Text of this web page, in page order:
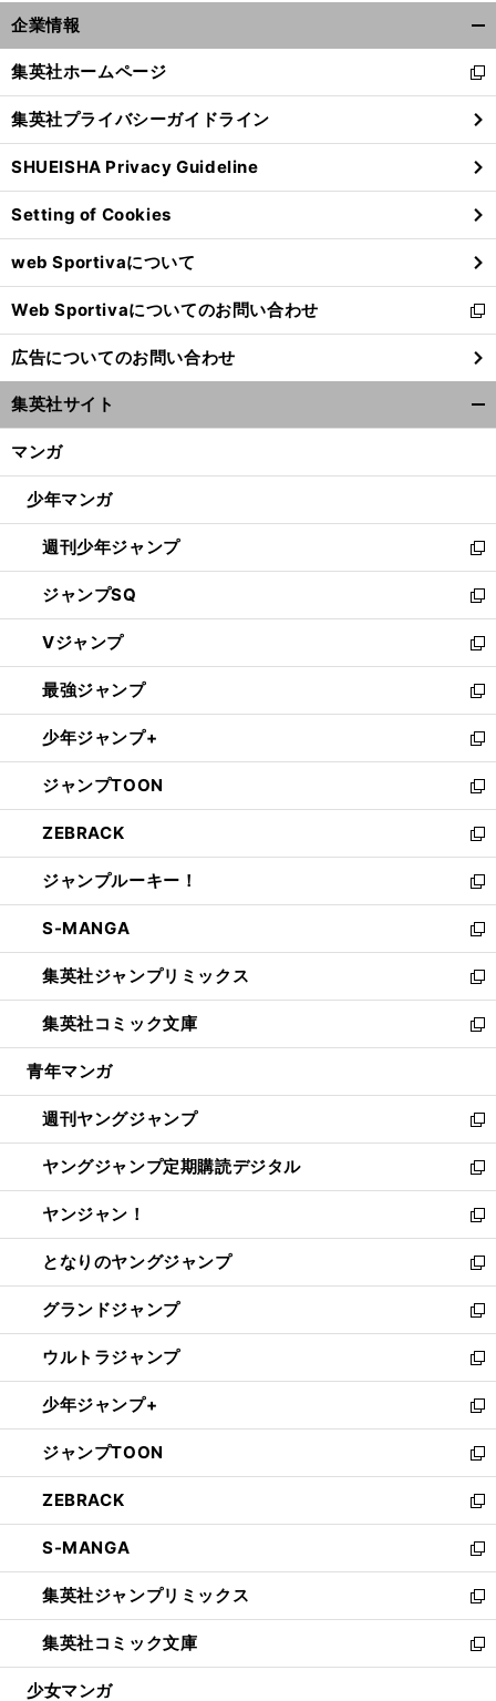
前
企業情報
閉
る
集英社ホームページ
新
し
い
ウ
ィ
ン
ド
ウ
で
開
く
集英社プライバシーガイドライン
SHUEISHA Privacy Guideline
Setting of Cookies
web Sportivaについて
Web Sportivaについてのお問い合わせ
新
し
い
ウ
ィ
ン
ウ
開
く
広告についてのお問い合わせ
集英社サイト
マンガ
少年マンガ
週刊少年ジャンプ
新
し
い
ウ
ィ
ン
ド
ウ
で
開
く
ジャンプSQ
新
し
い
ウ
ィ
ン
ド
ウ
で
開
く
Vジャンプ
新
し
い
ウ
ィ
ン
ド
ウ
で
開
く
最強ジャンプ
新
し
い
ウ
ィ
ン
ド
ウ
で
開
く
少年ジャンプ+
新
し
い
ウ
ィ
ン
ド
ウ
で
開
く
ジャンプTOON
新
し
い
ウ
ィ
ン
ド
ウ
で
開
く
ZEBRACK
新
し
い
ウ
ィ
ン
ド
ウ
で
開
ジャンプルーキー！
新
し
い
ウ
ィ
ン
ド
ウ
開
く
S-MANGA
新
し
い
ウ
ィ
ン
ウ
で
開
く
集英社ジャンプリミックス
新
し
い
ウ
ン
ド
ウ
で
開
く
集英社コミック文庫
新
し
ウ
ィ
ン
ド
ウ
で
開
く
青年マンガ
週刊ヤングジャンプ
新
し
い
ウ
ィ
ン
ド
ウ
で
開
く
ヤングジャンプ定期購読デジタル
新
し
い
ウ
ィ
ン
ド
ウ
で
開
く
ヤンジャン！
新
し
い
ウ
ィ
ン
ド
ウ
で
開
く
となりのヤングジャンプ
新
し
い
ウ
ィ
ン
ド
ウ
で
開
く
グランドジャンプ
新
し
い
ウ
ィ
ン
ド
ウ
で
開
く
ウルトラジャンプ
新
し
い
ウ
ィ
ン
ド
ウ
で
開
く
少年ジャンプ+
新
し
い
ウ
ィ
ン
ド
ウ
で
開
く
ジャンプTOON
新
し
い
ウ
ィ
ン
ド
ウ
で
開
ZEBRACK
新
し
い
ウ
ィ
ン
ド
ウ
S-MANGA
新
し
い
ウ
ィ
ン
集英社ジャンプリミックス
新
し
い
ウ
集英社コミック文庫
新
し
少女マンガ